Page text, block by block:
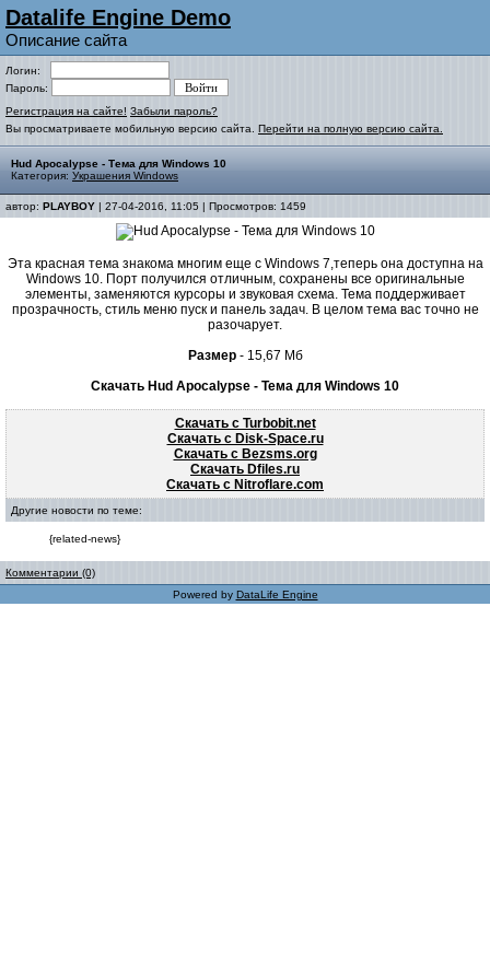
Datalife Engine Demo
Описание сайта
Логин:
Пароль:
Регистрация на сайте! Забыли пароль?
Вы просматриваете мобильную версию сайта. Перейти на полную версию сайта.
Hud Apocalypse - Тема для Windows 10
Категория: Украшения Windows
автор: PLAYBOY | 27-04-2016, 11:05 | Просмотров: 1459
Эта красная тема знакома многим еще с Windows 7,теперь она доступна на
Windows 10. Порт получился отличным, сохранены все оригинальные
элементы, заменяются курсоры и звуковая схема. Тема поддерживает
прозрачность, стиль меню пуск и панель задач. В целом тема вас точно не
разочарует.
Размер- 15,67 Мб
Скачать Hud Apocalypse - Тема для Windows 10
Скачать с Turbobit.net
Скачать с Disk-Space.ru
Скачать с Bezsms.org
Скачать Dfiles.ru
Скачать с Nitroflare.com
Другие новости по теме:
{related-news}
Комментарии (0)
Powered by DataLife Engine